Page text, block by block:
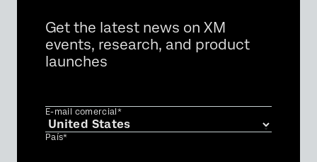
Get the latest news on XM
events, research, and product
launches
E-mail comercial*
País*